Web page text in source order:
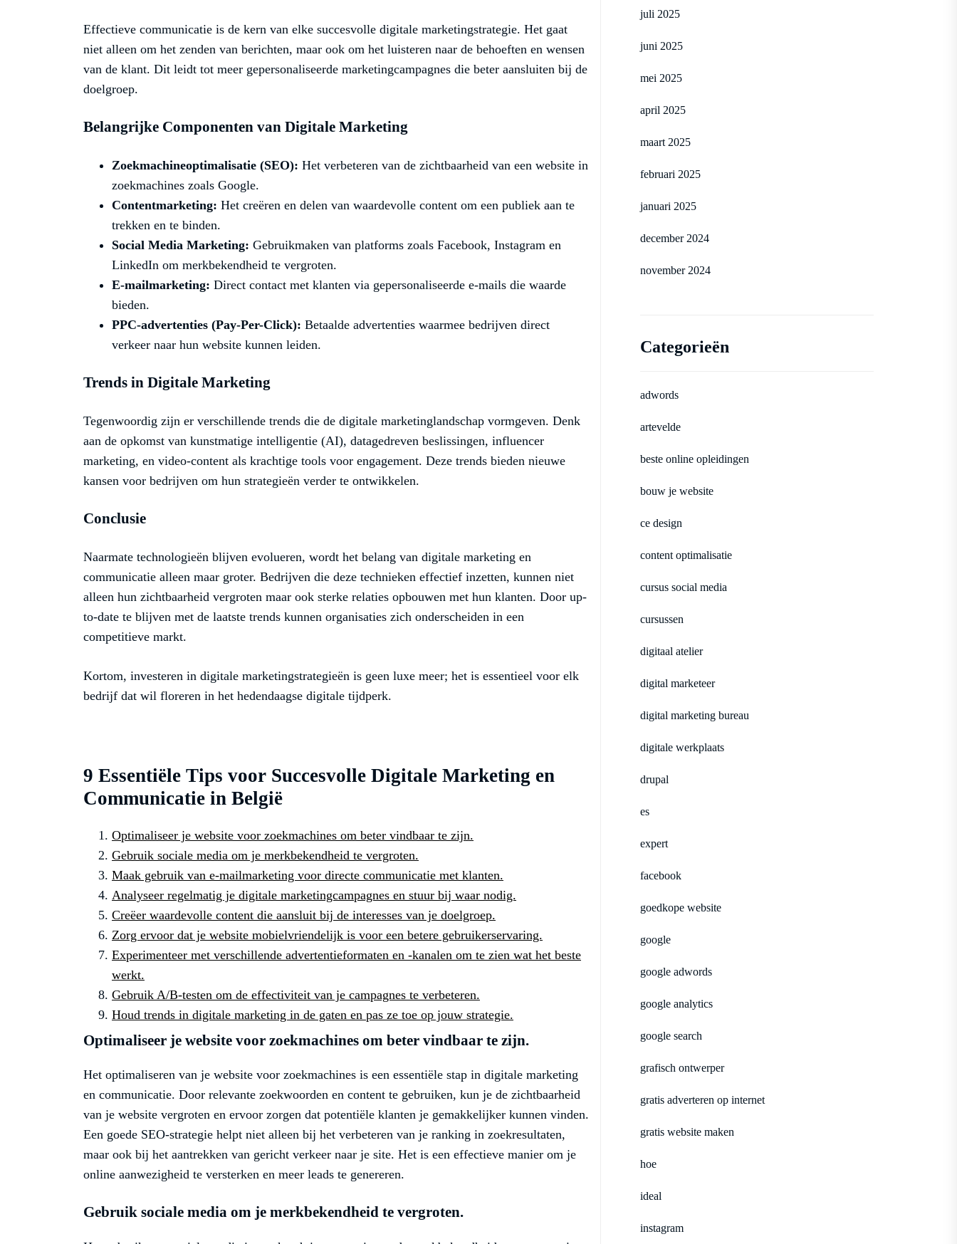
Effectieve communicatie is de kern van elke succesvolle digitale marketingstrategie. Het gaat
niet alleen om het zenden van berichten, maar ook om het luisteren naar de behoeften en wensen
van de klant. Dit leidt tot meer gepersonaliseerde marketingcampagnes die beter aansluiten bij de
doelgroep.
Belangrijke Componenten van Digitale Marketing
Zoekmachineoptimalisatie (SEO): Het verbeteren van de zichtbaarheid van een website in
zoekmachines zoals Google.
Contentmarketing: Het creëren en delen van waardevolle content om een publiek aan te
trekken en te binden.
Social Media Marketing: Gebruikmaken van platforms zoals Facebook, Instagram en
LinkedIn om merkbekendheid te vergroten.
E-mailmarketing: Direct contact met klanten via gepersonaliseerde e-mails die waarde
bieden.
PPC-advertenties (Pay-Per-Click): Betaalde advertenties waarmee bedrijven direct
verkeer naar hun website kunnen leiden.
Trends in Digitale Marketing
Tegenwoordig zijn er verschillende trends die de digitale marketinglandschap vormgeven. Denk
aan de opkomst van kunstmatige intelligentie (AI), datagedreven beslissingen, influencer
marketing, en video-content als krachtige tools voor engagement. Deze trends bieden nieuwe
kansen voor bedrijven om hun strategieën verder te ontwikkelen.
Conclusie
Naarmate technologieën blijven evolueren, wordt het belang van digitale marketing en
communicatie alleen maar groter. Bedrijven die deze technieken effectief inzetten, kunnen niet
alleen hun zichtbaarheid vergroten maar ook sterke relaties opbouwen met hun klanten. Door up-
to-date te blijven met de laatste trends kunnen organisaties zich onderscheiden in een
competitieve markt.
Kortom, investeren in digitale marketingstrategieën is geen luxe meer; het is essentieel voor elk
bedrijf dat wil floreren in het hedendaagse digitale tijdperk.
9 Essentiële Tips voor Succesvolle Digitale Marketing en
Communicatie in België
Optimaliseer je website voor zoekmachines om beter vindbaar te zijn.
Gebruik sociale media om je merkbekendheid te vergroten.
Maak gebruik van e-mailmarketing voor directe communicatie met klanten.
Analyseer regelmatig je digitale marketingcampagnes en stuur bij waar nodig.
Creëer waardevolle content die aansluit bij de interesses van je doelgroep.
Zorg ervoor dat je website mobielvriendelijk is voor een betere gebruikerservaring.
Experimenteer met verschillende advertentieformaten en -kanalen om te zien wat het beste
werkt.
Gebruik A/B-testen om de effectiviteit van je campagnes te verbeteren.
Houd trends in digitale marketing in de gaten en pas ze toe op jouw strategie.
Optimaliseer je website voor zoekmachines om beter vindbaar te zijn.
Het optimaliseren van je website voor zoekmachines is een essentiële stap in digitale marketing
en communicatie. Door relevante zoekwoorden en content te gebruiken, kun je de zichtbaarheid
van je website vergroten en ervoor zorgen dat potentiële klanten je gemakkelijker kunnen vinden.
Een goede SEO-strategie helpt niet alleen bij het verbeteren van je ranking in zoekresultaten,
maar ook bij het aantrekken van gericht verkeer naar je site. Het is een effectieve manier om je
online aanwezigheid te versterken en meer leads te genereren.
Gebruik sociale media om je merkbekendheid te vergroten.
juli 2025
juni 2025
mei 2025
april 2025
maart 2025
februari 2025
januari 2025
december 2024
november 2024
Categorieën
adwords
artevelde
beste online opleidingen
bouw je website
ce design
content optimalisatie
cursus social media
cursussen
digitaal atelier
digital marketeer
digital marketing bureau
digitale werkplaats
drupal
es
expert
facebook
goedkope website
google
google adwords
google analytics
google search
grafisch ontwerper
gratis adverteren op internet
gratis website maken
hoe
ideal
instagram